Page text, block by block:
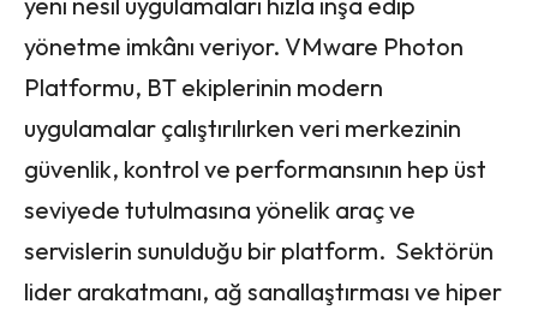
yönetme imkânı veriyor. VMware Photon
Platformu, BT ekiplerinin modern
uygulamalar çalıştırılırken veri merkezinin
güvenlik, kontrol ve performansının hep üst
seviyede tutulmasına yönelik araç ve
servislerin sunulduğu bir platform. Sektörün
lider arakatmanı, ağ sanallaştırması ve hiper